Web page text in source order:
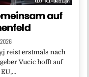
auf
reist erstmals nach
Vucic hofft auf